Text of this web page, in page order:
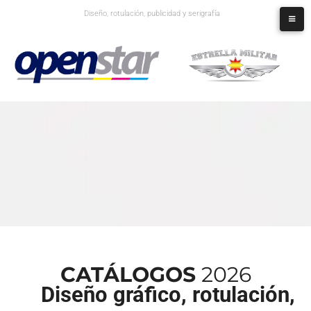
Diseño, rotulación, publicidad y serigrafía
Diseño gráfico, rotulación,
CATÁLOGOS 2026